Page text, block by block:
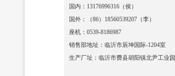
国内：13176996316（侯）
国外：（86）18560539207（李）
座机：0539-8186987
销售部地址：临沂市辰坤国际-1204室
生产厂址：临沂市费县胡阳镇北尹工业园